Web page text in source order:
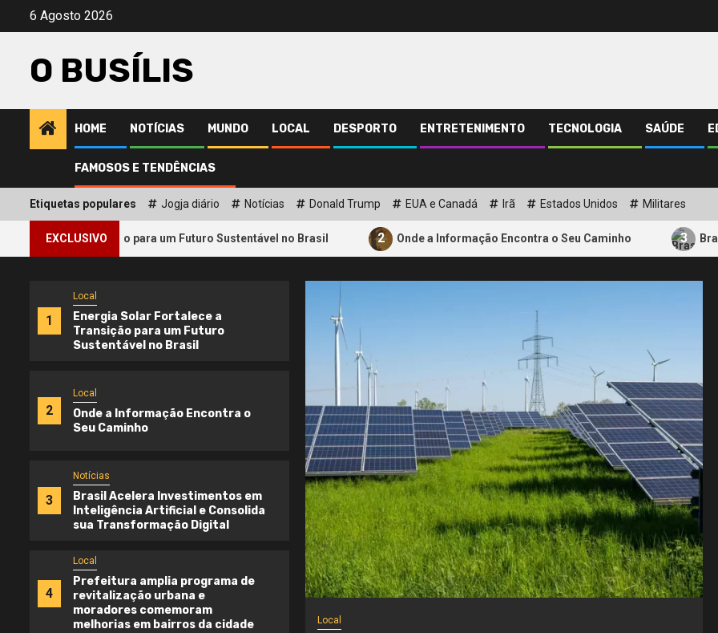
Avançar
conteúdo
6 Agosto 2026
O BUSÍLIS
HOME NOTÍCIAS MUNDO LOCAL DESPORTO ENTRETENIMENTO TECNOLOGIA SAÚDE
FAMOSOS E TENDÊNCIAS
Etiquetas populares Jogja diário Notícias Donald Trump EUA e Canadá Irã Estados Unidos Militares
EXCLUSIVO
Transição para um Futuro Sustentável no Brasil 2 Onde a Informação Encontra o Seu Caminho 3 Brasil
1
Local
Energia Solar Fortalece a
Transição para um Futuro
Sustentável no Brasil
2
Local
Onde a Informação Encontra o
Seu Caminho
3
Notícias
Brasil Acelera Investimentos em
Inteligência Artificial e Consolida
sua Transformação Digital
4
Local
Prefeitura amplia programa de
revitalização urbana e
moradores comemoram
melhorias em bairros da cidade
Local